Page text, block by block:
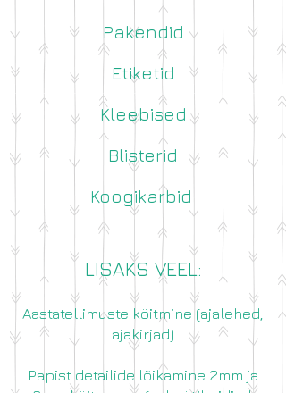
Pakendid
Etiketid
Kleebised
Blisterid
Koogikarbid
LISAKS VEEL:
Aastatellimuste köitmine (ajalehed,
ajakirjad)
Papist detailide lõikamine 2mm ja